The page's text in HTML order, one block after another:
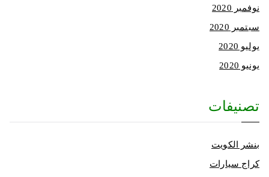
نوفمبر 2020
سبتمبر 2020
يوليو 2020
يونيو 2020
تصنيفات
بنشر الكويت
كراج سيارات